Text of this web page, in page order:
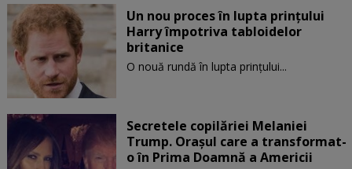
Un nou proces în lupta prinţului
Harry împotriva tabloidelor
britanice
O nouă rundă în lupta prinţului...
Secretele copilăriei Melaniei
Trump. Orașul care a transformat-
o în Prima Doamnă a Americii